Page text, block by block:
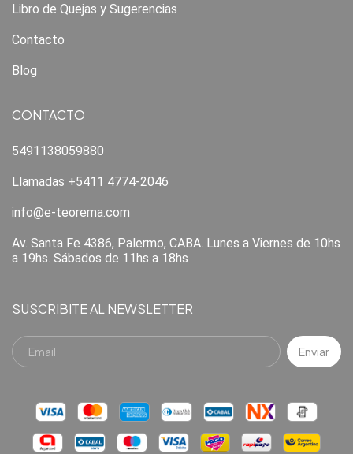
Libro de Quejas y Sugerencias
Contacto
Blog
CONTACTO
5491138059880
Llamadas +5411 4774-2046
info@e-teorema.com
Av. Santa Fe 4386, Palermo, CABA. Lunes a Viernes de 10hs
a 19hs. Sábados de 11hs a 18hs
SUSCRIBITE AL NEWSLETTER